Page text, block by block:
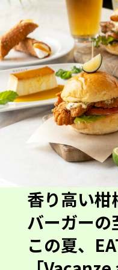
香り高い柑
バーガーの
この夏、